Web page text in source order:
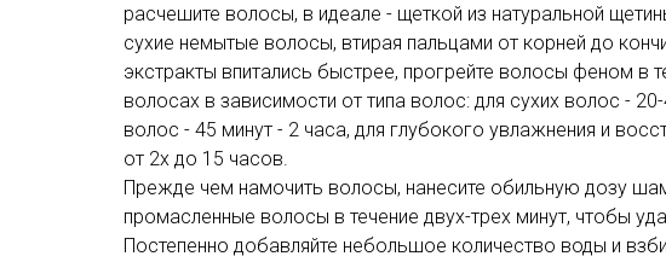
расчешите волосы, в идеале - щеткой из натуральной
сухие немытые волосы, втирая пальцами от корней до
экстракты впитались быстрее, прогрейте волосы феном в
волосах в зависимости от типа волос: для сухих волос -
волос - 45 минут - 2 часа, для глубокого увлажнения и
от 2х до 15 часов.
Прежде чем намочить волосы, нанесите обильную дозу
промасленные волосы в течение двух-трех минут, чтобы
Постепенно добавляйте небольшое количество воды и